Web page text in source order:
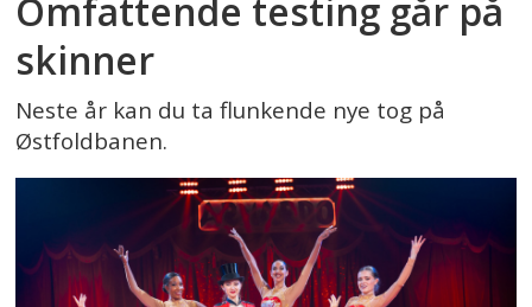
Omfattende testing går på
skinner
Neste år kan du ta flunkende nye tog på
Østfoldbanen.